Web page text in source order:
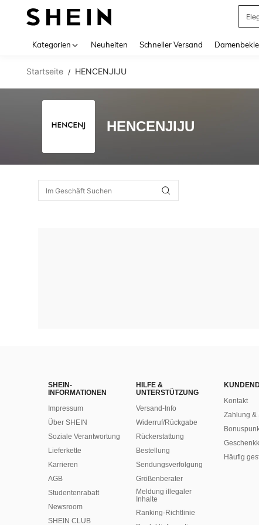
Kategorien Neuheiten Schneller Versand
Startseite / HENCENJIJU
HENCENJIJU
SHEIN-
INFORMATIONEN
Impressum
Über SHEIN
Soziale Verantwortung
Lieferkette
Karrieren
AGB
Studentenrabatt
Newsroom
SHEIN CLUB
HILFE &
UNTERSTÜTZUNG
Versand-Info
Widerruf/Rückgabe
Rückerstattung
Bestellung
Sendungsverfolgung
Größenberater
Meldung illegaler
Inhalte
Ranking-Richtlinie
Kontakt
Zahlung &
Häufig